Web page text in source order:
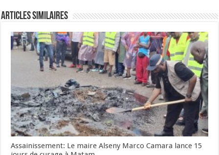
Articles Similaires
Assainissement: Le maire Alseny Marco Camara lance 15